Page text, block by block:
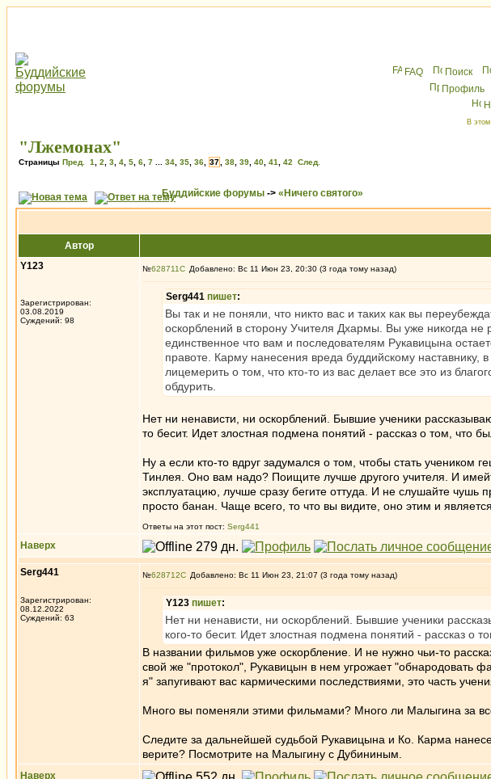
FAQ Поиск
Профиль
В этом
"Лжемонах"
Страницы Пред. 1 2 3 4 5 6 7 34 35 36 37 38 39 40 41 42 След.
Буддийские форумы -> «Ничего святого»
Автор
Y123
Зарегистрирован:
03.08.2019
Суждений: 98
№628711 Добавлено: Вс 11 Июн 23, 20:30 (3 года тому назад)
Serg441 пишет:
Вы так и не поняли, что никто вас и таких как вы
оскорблений в сторону Учителя Дхармы. Вы уже никогда не
единственное что вам и последователям Рукавицына
правоте. Карму нанесения вреда буддийскому наставнику,
лицемерить о том, что кто-то из вас делает все это из
обдурить.
Нет ни ненависти, ни оскорблений. Бывшие ученики
то бесит. Идет злостная подмена понятий - рассказ о том, что
Ну а если кто-то вдруг задумался о том, чтобы стать учеником
Тинлея. Оно вам надо? Поищите лучше другого учителя. И
эксплуатацию, лучше сразу бегите оттуда. И не слушайте
просто банан. Чаще всего, то что вы видите, оно этим и является.
Ответы на этот пост: Serg441
Наверх
Serg441
Зарегистрирован:
08.12.2022
Суждений: 63
№628712 Добавлено: Вс 11 Июн 23, 21:07 (3 года тому назад)
Y123 пишет:
Нет ни ненависти, ни оскорблений. Бывшие ученики
кого-то бесит. Идет злостная подмена понятий - рассказ о
В названии фильмов уже оскорбление. И не нужно чьи-то
свой же "протокол", Рукавицын в нем угрожает "обнародовать
я" запугивают вас кармическими последствиями, это часть
Много вы поменяли этими фильмами? Много ли Малыгина за
Следите за дальнейшей судьбой Рукавицына и Ко. Карма
верите? Посмотрите на Малыгину с Дубининым.
Наверх